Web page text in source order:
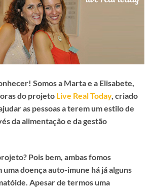
Somos a Marta e a Elisabete,
do projeto Live Real Today, criado
as pessoas a terem um estilo de
da alimentação e da gestão
Pois bem, ambas fomos
uma doença auto-imune há já alguns
Apesar de termos uma